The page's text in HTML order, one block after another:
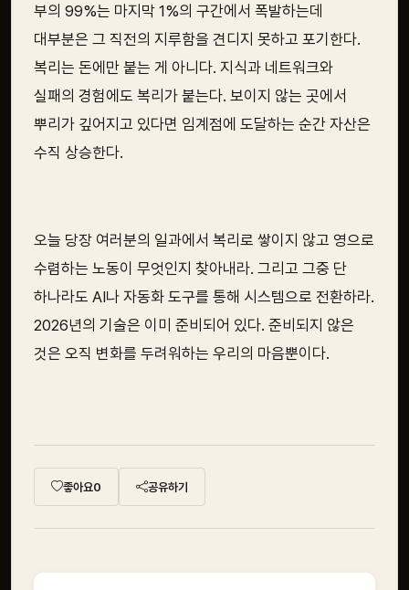
부의 99%는 마지막 1%의 구간에서 폭발하는데
대부분은 그 직전의 지루함을 견디지 못하고 포기한다.
복리는 돈에만 붙는 게 아니다. 지식과 네트워크와
실패의 경험에도 복리가 붙는다. 보이지 않는 곳에서
뿌리가 깊어지고 있다면 임계점에 도달하는 순간 자산은
수직 상승한다.
오늘 당장 여러분의 일과에서 복리로 쌓이지 않고 영으로
수렴하는 노동이 무엇인지 찾아내라. 그리고 그중 단
하나라도 AI나 자동화 도구를 통해 시스템으로 전환하라.
2026년의 기술은 이미 준비되어 있다. 준비되지 않은
것은 오직 변화를 두려워하는 우리의 마음뿐이다.
좋아요0 공유하기